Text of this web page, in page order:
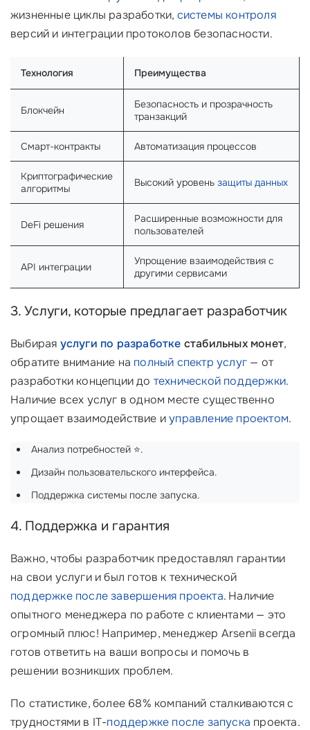
жизненные циклы разработки, системы контроля
версий и интеграции протоколов безопасности.
Технология Преимущества
Блокчейн
Безопасность и прозрачность
транзакций
Смарт-контракты Автоматизация процессов
Криптографические
алгоритмы
Высокий уровень защиты данных
DeFi решения
Расширенные возможности для
пользователей
API интеграции
Упрощение взаимодействия с
другими сервисами
3. Услуги, которые предлагает разработчик
Выбирая услуги по разработке стабильных монет,
обратите внимание на полный спектр услуг — от
разработки концепции до технической поддержки.
Наличие всех услуг в одном месте существенно
упрощает взаимодействие иуправление проектом.
Анализ потребностей ⭐.
Дизайн пользовательского интерфейса.
Поддержка системы после запуска.
4. Поддержка и гарантия
Важно, чтобы разработчик предоставлял гарантии
на свои услуги и был готов к технической
поддержке после завершения проекта. Наличие
опытного менеджера по работе с клиентами — это
огромный плюс! Например, менеджер Arsenii всегда
готов ответить на ваши вопросы и помочь в
решении возникших проблем.
По статистике, более 68% компаний сталкиваются с
трудностями в IT-поддержке после запуска проекта.